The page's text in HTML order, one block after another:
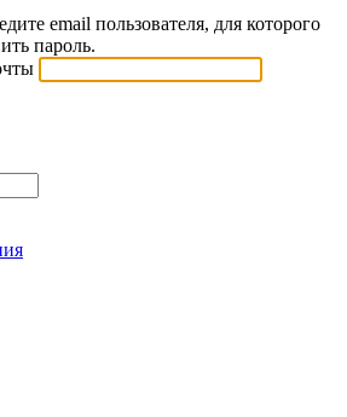
email пользователя, для которого
пароль.